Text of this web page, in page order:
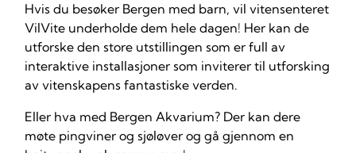
Hvis du besøker Bergen med barn, vil vitensenteret
VilVite underholde dem hele dagen! Her kan de
utforske den store utstillingen som er full av
interaktive installasjoner som inviterer til utforsking
av vitenskapens fantastiske verden.
Eller hva med Bergen Akvarium? Der kan dere
møte pingviner og sjøløver og gå gjennom en